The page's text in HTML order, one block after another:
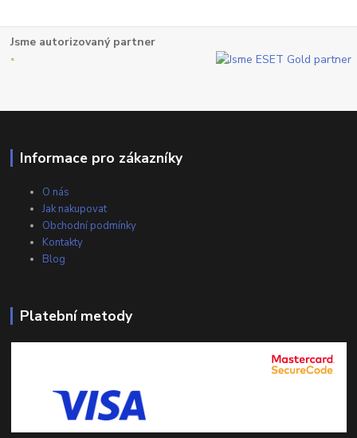
Jsme autorizovaný partner
Informace pro zákazníky
O nás
Jak nakupovat
Obchodní podmínky
Kontakty
Blog
Platební metody